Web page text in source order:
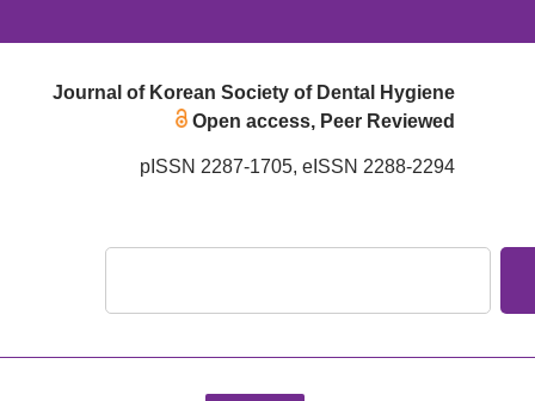
Journal of Korean Society of Dental Hygiene
Open access, Peer Reviewed
pISSN 2287-1705, eISSN 2288-2294